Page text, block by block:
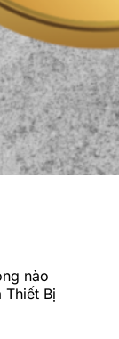
nào
Bị